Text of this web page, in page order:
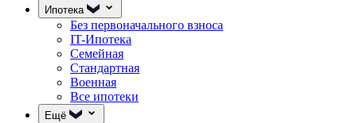
Ипотека
Без первоначального взноса
IT-Ипотека
Семейная
Стандартная
Военная
Все ипотеки
Ещё